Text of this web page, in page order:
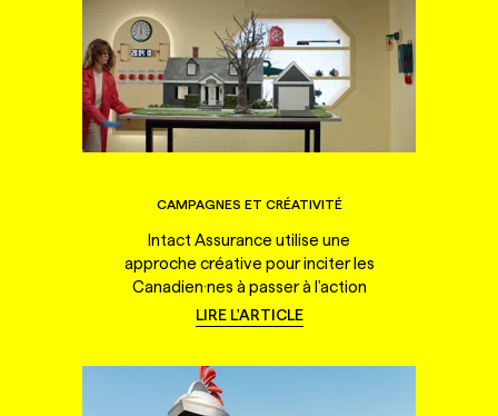
CAMPAGNES ET CRÉATIVITÉ
Intact Assurance utilise une
approche créative pour inciter les
Canadien·nes à passer à l'action
LIRE L'ARTICLE